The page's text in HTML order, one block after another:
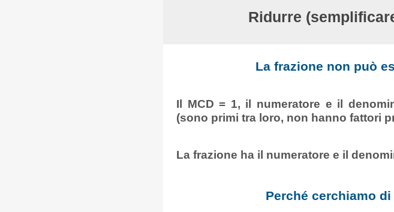
Ridurre
La frazione non può
Il MCD = 1, il numeratore e il
(sono primi tra loro, non hanno fattori
La frazione ha il numeratore e il
Perché cerchiamo